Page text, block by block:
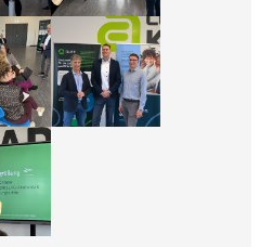
Schirmer
© QLEE – Thoralf Schirmer
v.l.n.r. Richard Meyer
Schirmer
© QLEE – Thoralf Schirmer